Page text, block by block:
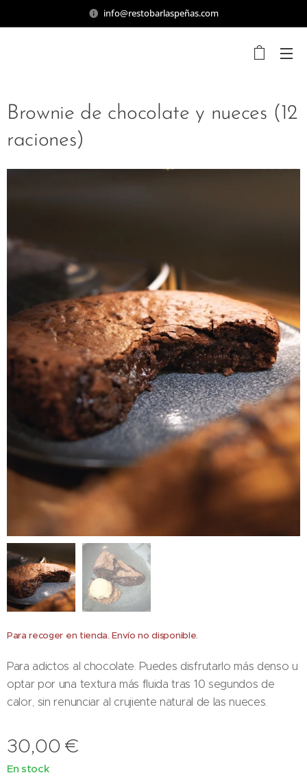
info@restobarlaspeñas.com
Brownie de chocolate y nueces (12
raciones)
Sugerencia de presentación.
Para recoger en tienda. Envío no disponible.
Para adictos al chocolate. Puedes disfrutarlo más denso u
optar por una textura más fluida tras 10 segundos de
calor, sin renunciar al crujiente natural de las nueces.
30,00 €
En stock